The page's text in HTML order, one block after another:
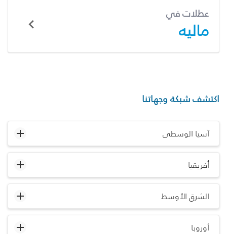
عطلات في
ماليه
اكتشف شبكة وجهاتنا
آسيا الوسطى
أفريقيا
الشرق الأوسط
أوروبا